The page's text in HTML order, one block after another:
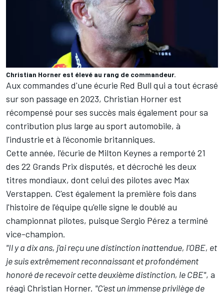
Christian Horner est élevé au rang de commandeur.
Aux commandes d'une écurie Red Bull qui a tout écrasé
sur son passage en 2023, Christian Horner est
récompensé pour ses succès mais également pour sa
contribution plus large au sport automobile, à
l'industrie et à l'économie britanniques.
Cette année, l'écurie de Milton Keynes a remporté 21
des 22 Grands Prix disputés, et décroché les deux
titres mondiaux, dont celui des pilotes avec Max
Verstappen. C'est également la première fois dans
l'histoire de l'équipe qu'elle signe le doublé au
championnat pilotes, puisque Sergio Pérez a terminé
vice-champion.
"Il y a dix ans, j'ai reçu une distinction inattendue, l'OBE, et
je suis extrêmement reconnaissant et profondément
honoré de recevoir cette deuxième distinction, le CBE", a
réagi Christian Horner. "C'est un immense privilège de